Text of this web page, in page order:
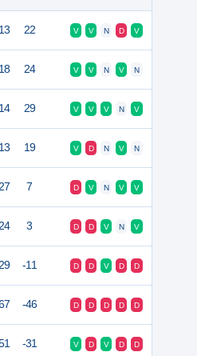
13 22 V V N D V
18 24 V V N V N
14 29 V V V N V
13 19 V D N V N
7 D V N V V
3 D D V N V
-11 D D V D D
-46 D D D D D
-31 V D V D D